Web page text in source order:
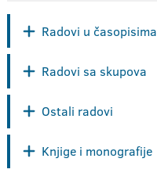
Radovi u časopisima
Radovi sa skupova
Ostali radovi
Knjige i monografije